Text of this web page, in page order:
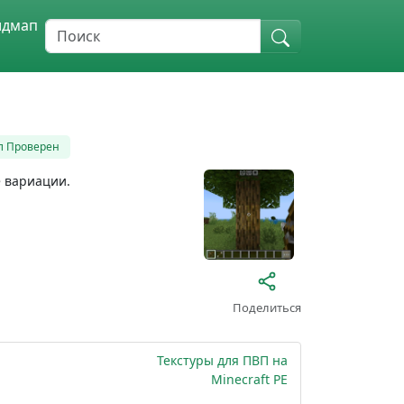
Проверен
вариации.
Поделиться
Текстуры для ПВП на
Minecraft PE